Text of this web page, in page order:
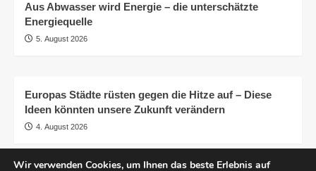
Aus Abwasser wird Energie – die unterschätzte
Energiequelle
5. August 2026
Europas Städte rüsten gegen die Hitze auf – Diese
Ideen könnten unsere Zukunft verändern
4. August 2026
Wir verwenden Cookies, um Ihnen das beste Erlebnis auf